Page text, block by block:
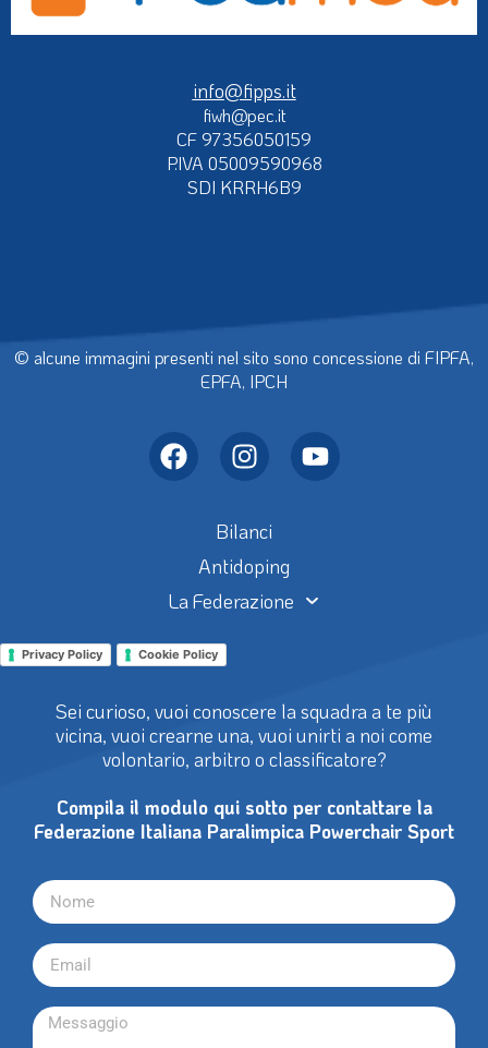
info@fipps.it
fiwh@pec.it
CF 97356050159
P.IVA 05009590968
SDI KRRH6B9
© alcune immagini presenti nel sito sono concessione di FIPFA,
EPFA, IPCH
Bilanci
Antidoping
La Federazione
Privacy Policy Cookie Policy
Sei curioso, vuoi conoscere la squadra a te più
vicina, vuoi crearne una, vuoi unirti a noi come
volontario, arbitro o classificatore?
Compila il modulo qui sotto per contattare la
Federazione Italiana Paralimpica Powerchair Sport